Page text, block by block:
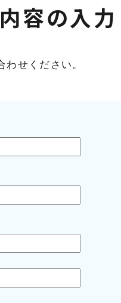
容の入力
せください。